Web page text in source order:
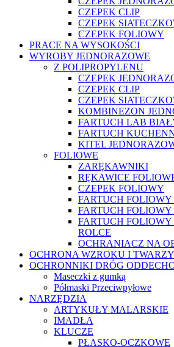
CZEPEK CLIP
CZEPEK
CZEPEK FOLIOWY
PRACE NA WYSOKOŚCI
WYROBY JEDNORAZOWE
Z POLIPROPYLENU
CZEPEK
CZEPEK CLIP
CZEPEK
KOMBINEZON
FARTUCH LAB
FARTUCH
KITEL
FOLIOWE
ZARĘKAWNIKI
RĘKAWICE
CZEPEK FOLIOWY
FARTUCH
FARTUCH
FARTUCH
ROLCE
OCHRANIACZ NA
OCHRONA WZROKU I TWARZY
OCHRONNIKI DRÓG
Maseczki z gumką
Półmaski Przeciwpyłowe
NARZĘDZIA
ARTYKUŁY MALARSKIE
IMADŁA
KLUCZE
PŁASKO-OCZKOWE